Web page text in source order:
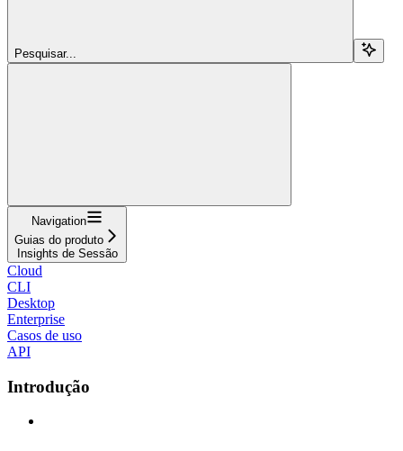
Pesquisar...
Navigation
Guias do produto
Insights de Sessão
Cloud
CLI
Desktop
Enterprise
Casos de uso
API
Introdução